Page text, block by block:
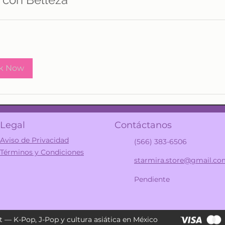
Now
Legal
Aviso de Privacidad
Términos y Condiciones
Contáctanos
(566) 383-6506
Pendiente
— K-Pop, J-Pop y cultura asiática en México